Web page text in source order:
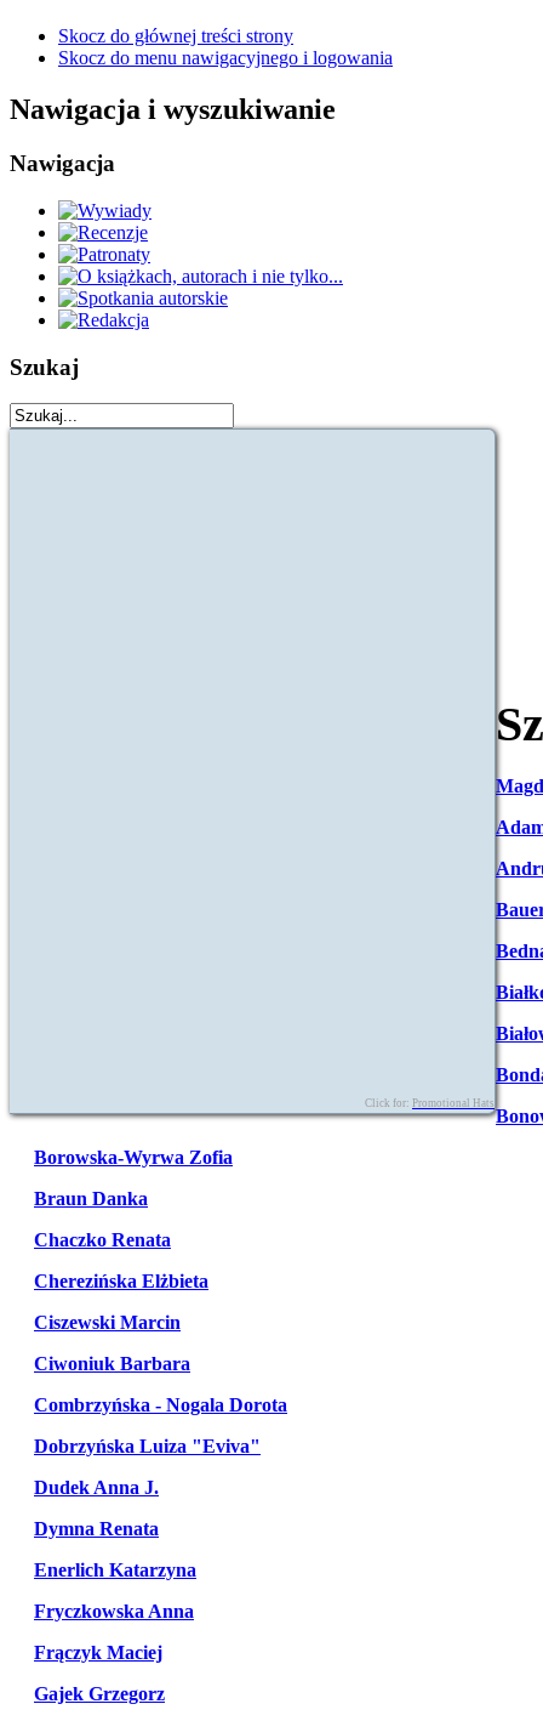
Skocz do głównej treści strony
Skocz do menu nawigacyjnego i logowania
Nawigacja i wyszukiwanie
Nawigacja
Szukaj
Click for: Promotional Hats
Borowska-Wyrwa Zofia
Braun Danka
Chaczko Renata
Cherezińska Elżbieta
Ciszewski Marcin
Ciwoniuk Barbara
Combrzyńska - Nogala Dorota
Dobrzyńska Luiza "Eviva"
Dudek Anna J.
Dymna Renata
Enerlich Katarzyna
Fryczkowska Anna
Frączyk Maciej
Gajek Grzegorz